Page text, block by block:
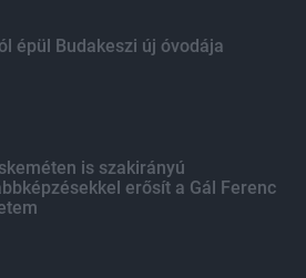
épül Budakeszi új óvodája
is szakirányú
erősít a Gál Ferenc